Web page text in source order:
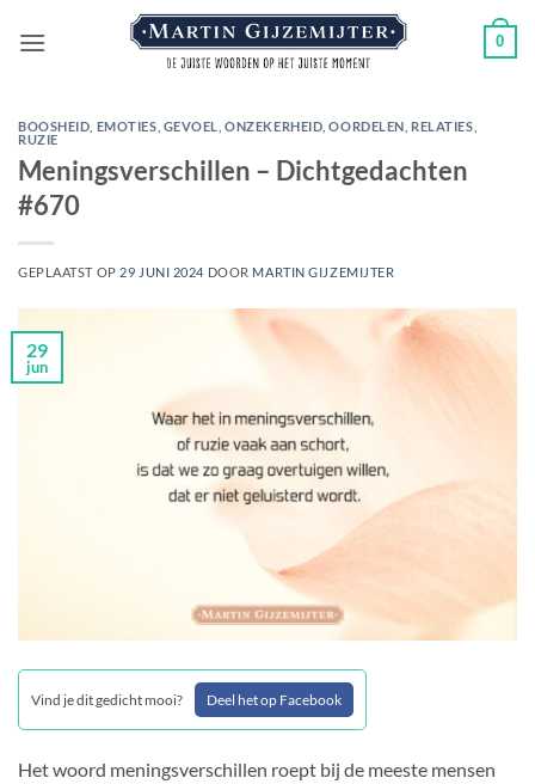
naar
0
BOOSHEID EMOTIES GEVOEL ,ONZEKERHEID ,OORDELEN RELATIES
RUZIE
Meningsverschillen – Dichtgedachten
#670
GEPLAATST OP 29 JUNI 2024 DOOR MARTIN GIJZEMIJTER
29
jun
Vind je dit gedicht mooi? Deel het op Facebook
Het woord meningsverschillen roept bij de meeste mensen